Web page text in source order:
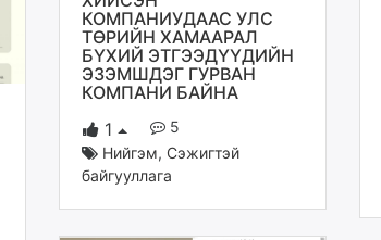
КОМПАНИУДААС УЛС
ТӨРИЙН ХАМААРАЛ
БҮХИЙ ЭТГЭЭДҮҮДИЙН
ЭЗЭМШДЭГ ГУРВАН
КОМПАНИ БАЙНА
1
5
Нийгэм, Сэжигтэй
байгууллага